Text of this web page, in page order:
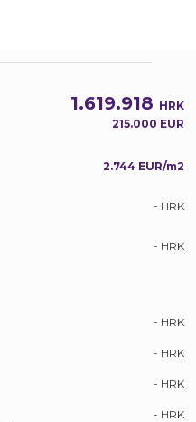
1.619.918 HRK
215.000 EUR
2.744 EUR/m2
- HRK
- HRK
- HRK
- HRK
- HRK
- HRK